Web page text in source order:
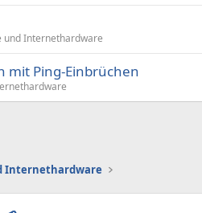
und Internethardware
mit Ping-Einbrüchen
Internethardware